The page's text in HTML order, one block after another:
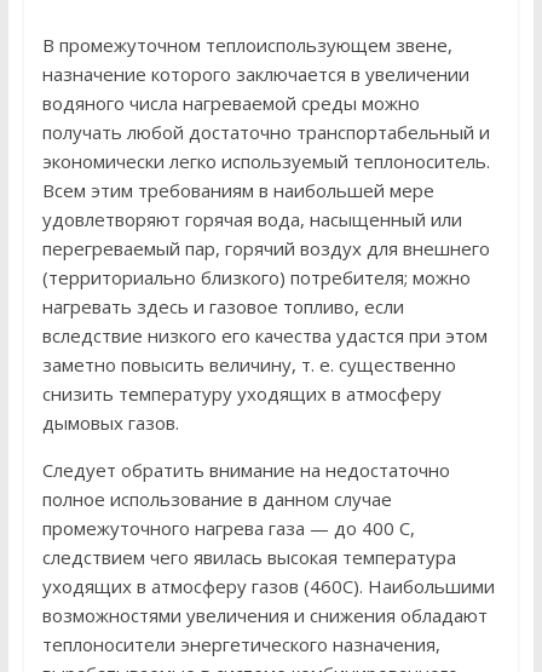
В промежуточном теплоиспользующем звене,
назначение которого заключается в увеличении
водяного числа нагреваемой среды можно
получать любой достаточно транспортабельный и
экономически легко используемый теплоноситель.
Всем этим требованиям в наибольшей мере
удовлетворяют горячая вода, насыщенный или
перегреваемый пар, горячий воздух для внешнего
(территориально близкого) потребителя; можно
нагревать здесь и газовое топливо, если
вследствие низкого его качества удастся при этом
заметно повысить величину, т. е. существенно
снизить температуру уходящих в атмосферу
дымовых газов.
Следует обратить внимание на недостаточно
полное использование в данном случае
промежуточного нагрева газа — до 400 С,
следствием чего явилась высокая температура
уходящих в атмосферу газов (460С). Наибольшими
возможностями увеличения и снижения обладают
теплоносители энергетического назначения,